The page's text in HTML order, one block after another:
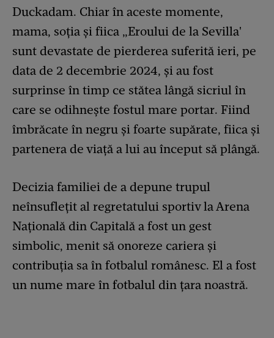
Duckadam. Chiar în aceste momente,
mama, soția și fiica „Eroului de la Sevilla'
sunt devastate de pierderea suferită ieri, pe
data de 2 decembrie 2024, și au fost
surprinse în timp ce stătea lângă sicriul în
care se odihnește fostul mare portar. Fiind
îmbrăcate în negru și foarte supărate, fiica și
partenera de viață a lui au început să plângă.
Decizia familiei de a depune trupul
neînsuflețit al regretatului sportiv la Arena
Națională din Capitală a fost un gest
simbolic, menit să onoreze cariera și
contribuția sa în fotbalul românesc. El a fost
un nume mare în fotbalul din țara noastră.